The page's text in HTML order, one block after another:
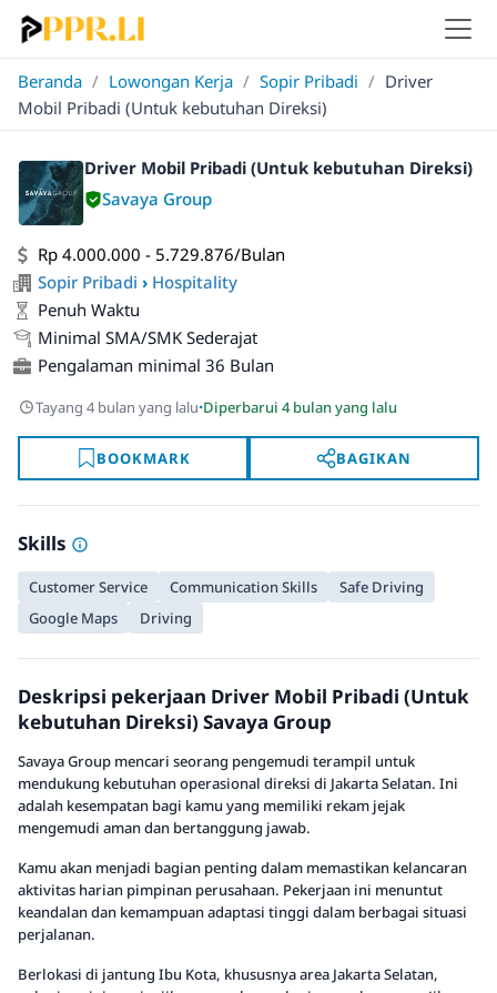
Beranda / Lowongan Kerja / Sopir Pribadi / Driver
Mobil Pribadi (Untuk kebutuhan Direksi)
Driver Mobil Pribadi (Untuk kebutuhan Direksi)
Savaya Group
Rp 4.000.000 - 5.729.876/Bulan
Sopir Pribadi › Hospitality
Penuh Waktu
Minimal SMA/SMK Sederajat
Pengalaman minimal 36 Bulan
Tayang 4 bulan yang lalu·Diperbarui 4 bulan yang lalu
BOOKMARK BAGIKAN
Skills
Customer Service Communication Skills
Safe Driving
Google Maps
Driving
Deskripsi pekerjaan Driver Mobil Pribadi (Untuk
kebutuhan Direksi) Savaya Group
Savaya Group mencari seorang pengemudi terampil untuk
mendukung kebutuhan operasional direksi di Jakarta Selatan. Ini
adalah kesempatan bagi kamu yang memiliki rekam jejak
mengemudi aman dan bertanggung jawab.
Kamu akan menjadi bagian penting dalam memastikan kelancaran
aktivitas harian pimpinan perusahaan. Pekerjaan ini menuntut
keandalan dan kemampuan adaptasi tinggi dalam berbagai situasi
perjalanan.
Berlokasi di jantung Ibu Kota, khususnya area Jakarta Selatan,